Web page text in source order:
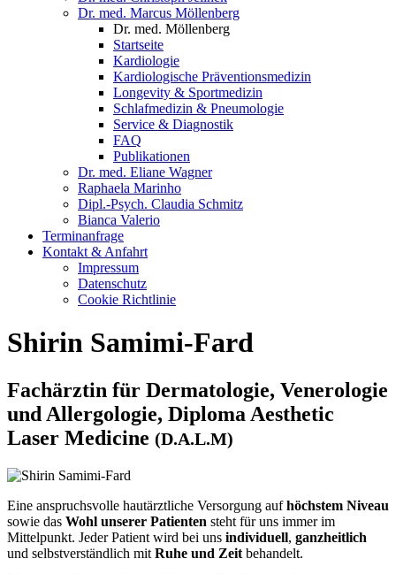
Dr. med. Marcus Möllenberg
Dr. med. Möllenberg
Startseite
Kardiologie
Kardiologische Präventionsmedizin
Longevity & Sportmedizin
Schlafmedizin & Pneumologie
Service & Diagnostik
FAQ
Publikationen
Dr. med. Eliane Wagner
Raphaela Marinho
Dipl.-Psych. Claudia Schmitz
Bianca Valerio
Terminanfrage
Kontakt & Anfahrt
Impressum
Datenschutz
Cookie Richtlinie
Shirin Samimi-Fard
Fachärztin für Dermatologie, Venerologie
und Allergologie, Diploma Aesthetic
Laser Medicine (D.A.L.M)
Eine anspruchsvolle hautärztliche Versorgung aufhöchstem Niveau
sowie das Wohl unserer Patienten steht für uns immer im
Mittelpunkt. Jeder Patient wird bei uns individuell, ganzheitlich
und selbstverständlich mit Ruhe und Zeit behandelt.